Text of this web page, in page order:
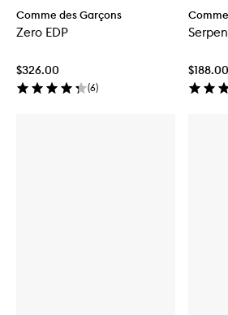
Comme des Garçons
Zero EDP
$326.00
(6)
$188.00